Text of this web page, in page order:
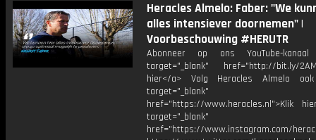
Heracles Almelo: Faber: "We
alles intensiever doornemen" |
Voorbeschouwing #HERUTR
Abonneer op ons YouTube-
target="_blank" href="http://bit.ly/
hier</a> Volg Heracles Almelo
target="_blank"
href="https://www.heracles.nl">Klik
target="_blank"
href="https://www.instagram.com/